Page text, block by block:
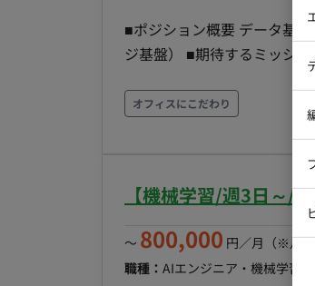
Catalog でのデータ取込・
タスク分解とインターンへ
に割り振る。コードレビュ
起因と自社実装起因を切り分け、ベンダ
画いただいている企業様です。 ■求める人物像 ・業務のルールが言語化されていない状態
アリングとデータで構造を
承認する前提で、どこまで
ーンに渡せる形にタスクを
過程に、手応えを感じられる。 ■働き方 ・参画日：即日 ・勤務日数 ：月112時間以上
(Mac) ・基本フルリモート
■ポジション概要 データ基
ジ基盤） ■期待するミッション ・業務マニュアルや設計資料などの非構造化データを、構造化され
た形式知へ変換する流れを
務ルールを、機械可読な形
ティックモデル、AIが参照
し、手作業に依存した反映
い」——検証・構築から運用・
容 ・非構造化データの構
務マニュアル・設計資料か
を、検証を経たうえで構築
オフィスにこだわり
【機械学習/週3日～/
〜 800,000 円／月 （※月
職種： AIエンジニア・機械学習エ